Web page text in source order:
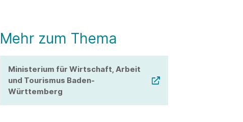
Mehr zum Thema
Ministerium für Wirtschaft, Arbeit
und Tourismus Baden-
Württemberg